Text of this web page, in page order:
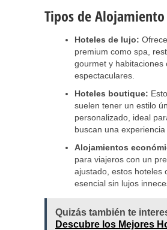
Tipos de Alojamiento
Hoteles de lujo:
premium como spa,
gourmet y habitaciones
espectaculares.
Hoteles boutique:
suelen tener un estilo
personalizado, ideal
buscan una experiencia
Alojamientos
para viajeros con un
ajustado, estos hoteles
esencial sin lujos
Quizás también te
Descubre los Mejores